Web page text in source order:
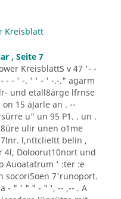
Kreisblatt
, Seite 7
KreisblattS v 47 '- -
- - ' -. ' ' - ' -.-." agarm
und etall8ärge lfrnse
on 15 äJarle an . --
u" un 95 P1. . un .
ulir unen o1me
l,nttclieltt belin ,
4l, Doloorut10nort und
Auoatatrum ' :ter :e
socori5oen 7'runoport.
- " ' " " - " ', -- ,-- . A